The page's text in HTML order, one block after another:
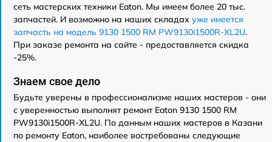
сеть мастерских техники Eaton. Мы имеем более 20 тыс.
запчастей. И возможно на наших складах уже имеется
запчасть на модель 9130 1500 RM PW9130i1500R-XL2U.
При заказе ремонта на сайте - предоставляется скидка
-25%.
Знаем свое дело
Будьте уверены в профессионализме наших мастеров - они
с уверенностью выполнят ремонт Eaton 9130 1500 RM
PW9130i1500R-XL2U. По данным наших мастеров в Казани
по ремонту Eaton, наиболее востребованы следующие